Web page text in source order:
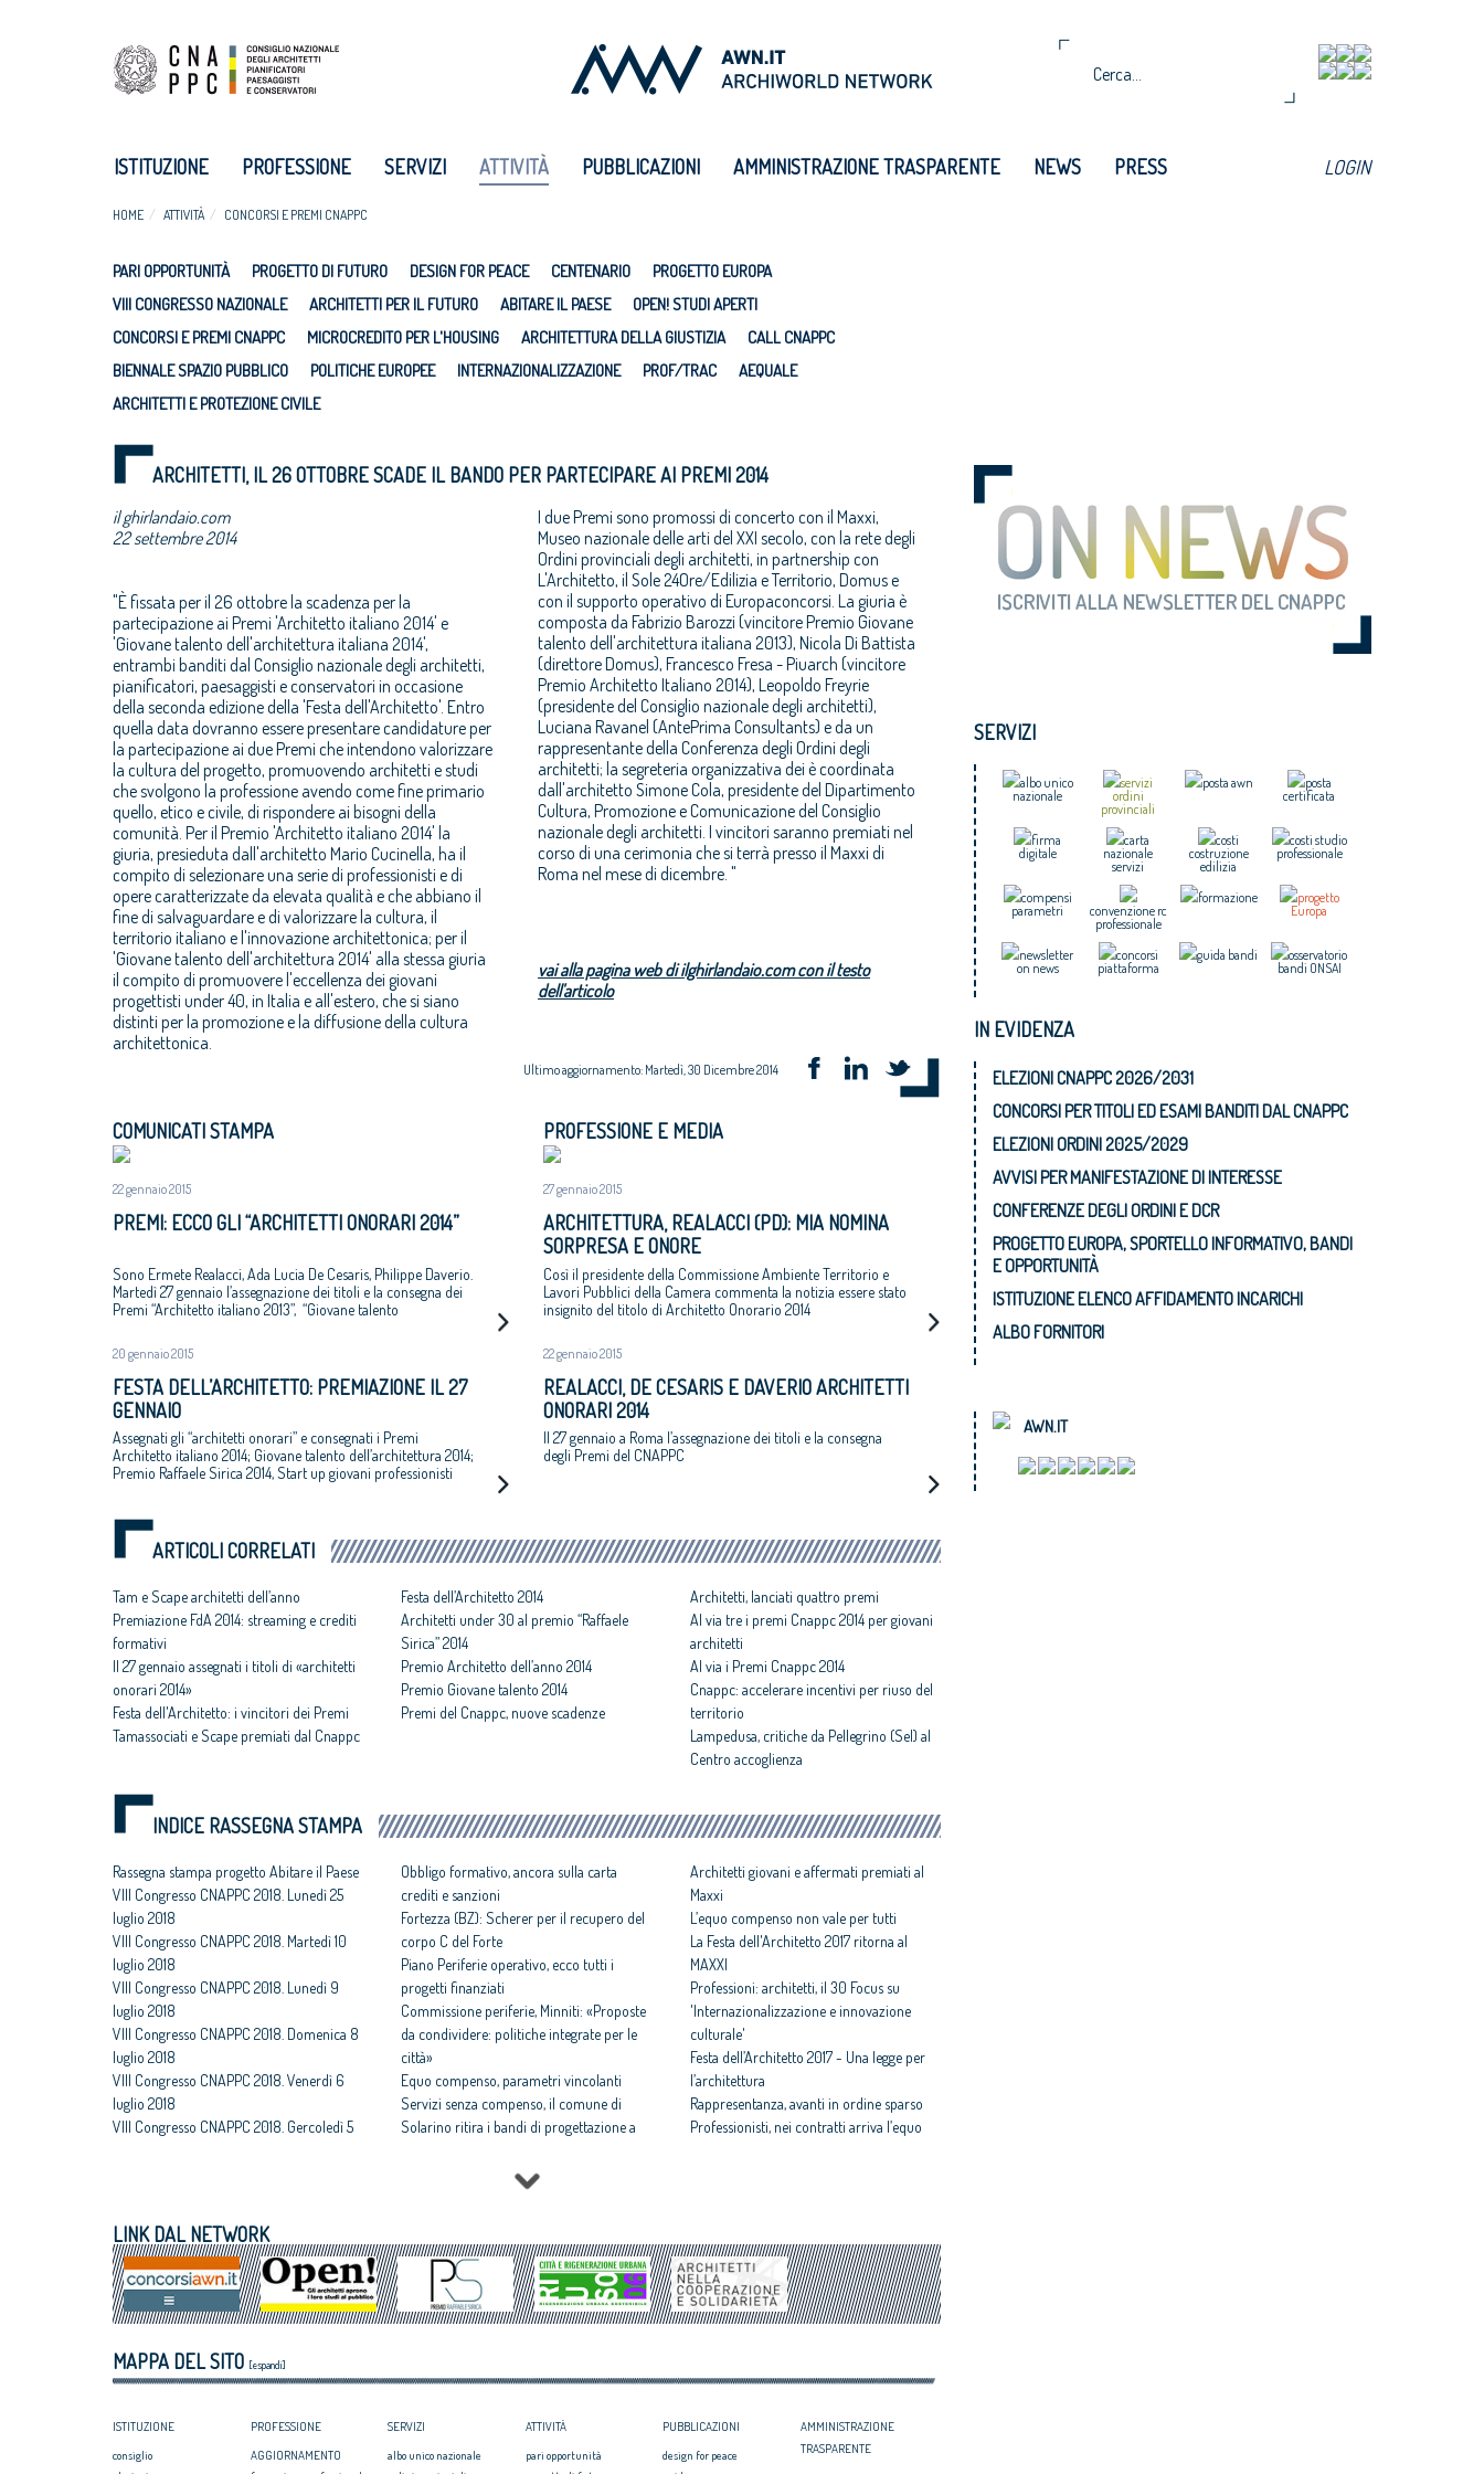
ISTITUZIONE PROFESSIONE SERVIZI ATTIVITÀ PUBBLICAZIONI AMMINISTRAZIONE TRASPARENTE NEWS PRESS LOGIN
HOME ATTIVITÀ CONCORSI E PREMI CNAPPC
PARI OPPORTUNITÀ PROGETTO DI FUTURO DESIGN FOR PEACE CENTENARIO
PROGETTO EUROPA
VIII CONGRESSO NAZIONALE
ARCHITETTI PER IL FUTURO ABITARE IL PAESE
OPEN! STUDI APERTI
CONCORSI E PREMI CNAPPC
MICROCREDITO PER L'HOUSING ARCHITETTURA DELLA GIUSTIZIA
CALL CNAPPC
BIENNALE SPAZIO PUBBLICO
POLITICHE EUROPEE INTERNAZIONALIZZAZIONE PROF/TRAC
AEQUALE
ARCHITETTI E PROTEZIONE CIVILE
ARCHITETTI, IL 26 OTTOBRE SCADE IL BANDO PER PARTECIPARE AI PREMI 2014
il ghirlandaio.com
22 settembre 2014
"È fissata per il 26 ottobre la scadenza per la
partecipazione ai Premi 'Architetto italiano 2014' e
'Giovane talento dell'architettura italiana 2014',
entrambi banditi dal Consiglio nazionale degli architetti,
pianificatori, paesaggisti e conservatori in occasione
della seconda edizione della 'Festa dell'Architetto'. Entro
quella data dovranno essere presentare candidature per
la partecipazione ai due Premi che intendono valorizzare
la cultura del progetto, promuovendo architetti e studi
che svolgono la professione avendo come fine primario
quello, etico e civile, di rispondere ai bisogni della
comunità. Per il Premio 'Architetto italiano 2014' la
giuria, presieduta dall'architetto Mario Cucinella, ha il
compito di selezionare una serie di professionisti e di
opere caratterizzate da elevata qualità e che abbiano il
fine di salvaguardare e di valorizzare la cultura, il
territorio italiano e l'innovazione architettonica; per il
'Giovane talento dell'architettura 2014' alla stessa giuria
il compito di promuovere l'eccellenza dei giovani
progettisti under 40, in Italia e all'estero, che si siano
distinti per la promozione e la diffusione della cultura
architettonica.
I due Premi sono promossi di concerto con il Maxxi,
Museo nazionale delle arti del XXI secolo, con la rete degli
Ordini provinciali degli architetti, in partnership con
L'Architetto, il Sole 24Ore/Edilizia e Territorio, Domus e
con il supporto operativo di Europaconcorsi. La giuria è
composta da Fabrizio Barozzi (vincitore Premio Giovane
talento dell'architettura italiana 2013), Nicola Di Battista
(direttore Domus), Francesco Fresa - Piuarch (vincitore
Premio Architetto Italiano 2014), Leopoldo Freyrie
(presidente del Consiglio nazionale degli architetti),
Luciana Ravanel (AntePrima Consultants) e da un
rappresentante della Conferenza degli Ordini degli
architetti; la segreteria organizzativa dei è coordinata
dall'architetto Simone Cola, presidente del Dipartimento
Cultura, Promozione e Comunicazione del Consiglio
nazionale degli architetti. I vincitori saranno premiati nel
corso di una cerimonia che si terrà presso il Maxxi di
Roma nel mese di dicembre. "
vai alla pagina web di ilghirlandaio.com con il testo
dell'articolo
Ultimo aggiornamento: Martedì, 30 Dicembre 2014
COMUNICATI STAMPA
22 gennaio 2015
PREMI: ECCO GLI “ARCHITETTI ONORARI 2014”
Sono Ermete Realacci, Ada Lucia De Cesaris, Philippe Daverio.
Martedì 27 gennaio l’assegnazione dei titoli e la consegna dei
Premi “Architetto italiano 2013”, “Giovane talento
professionisti”
20 gennaio 2015
FESTA DELL’ARCHITETTO: PREMIAZIONE IL 27
GENNAIO
Assegnati gli “architetti onorari” e consegnati i Premi
Architetto italiano 2014; Giovane talento dell’architettura 2014;
Premio Raffaele Sirica 2014, Start up giovani professionisti
PROFESSIONE E MEDIA
27 gennaio 2015
ARCHITETTURA, REALACCI (PD): MIA NOMINA
SORPRESA E ONORE
Così il presidente della Commissione Ambiente Territorio e
Lavori Pubblici della Camera commenta la notizia essere stato
insignito del titolo di Architetto Onorario 2014
22 gennaio 2015
REALACCI, DE CESARIS E DAVERIO ARCHITETTI
ONORARI 2014
Il 27 gennaio a Roma l’assegnazione dei titoli e la consegna
degli Premi del CNAPPC
ARTICOLI CORRELATI
Tam e Scape architetti dell’anno
Premiazione FdA 2014: streaming e crediti
formativi
Il 27 gennaio assegnati i titoli di «architetti
onorari 2014»
Festa dell'Architetto: i vincitori dei Premi
Tamassociati e Scape premiati dal Cnappc
Festa dell’Architetto 2014
Architetti under 30 al premio “Raffaele
Sirica” 2014
Premio Architetto dell’anno 2014
Premio Giovane talento 2014
Premi del Cnappc, nuove scadenze
Architetti, lanciati quattro premi
Al via tre i premi Cnappc 2014 per giovani
architetti
Al via i Premi Cnappc 2014
Cnappc: accelerare incentivi per riuso del
territorio
Lampedusa, critiche da Pellegrino (Sel) al
Centro accoglienza
INDICE RASSEGNA STAMPA
Rassegna stampa progetto Abitare il Paese
VIII Congresso CNAPPC 2018. Lunedì 25
luglio 2018
VIII Congresso CNAPPC 2018. Martedì 10
luglio 2018
VIII Congresso CNAPPC 2018. Lunedì 9
luglio 2018
VIII Congresso CNAPPC 2018. Domenica 8
luglio 2018
VIII Congresso CNAPPC 2018. Venerdì 6
luglio 2018
VIII Congresso CNAPPC 2018. Gercoledì 5
luglio 2018
VIII Congresso CNAPPC 2018. Domenica 1
luglio 2018
Obbligo formativo, ancora sulla carta
crediti e sanzioni
Fortezza (BZ): Scherer per il recupero del
corpo C del Forte
Piano Periferie operativo, ecco tutti i
progetti finanziati
Commissione periferie, Minniti: «Proposte
da condividere: politiche integrate per le
città»
Equo compenso, parametri vincolanti
Servizi senza compenso, il comune di
Solarino ritira i bandi di progettazione a
All'architettura rispettosa dello studio
caravatti_caravatti il Premio architetto
Assegnati premi Architetto italiano e
Giovane talento 2017
Equo compenso, il CNAPPC ricorre alla
Corte Europea dei Diritti dell’Uomo
Architetti giovani e affermati premiati al
Maxxi
L’equo compenso non vale per tutti
La Festa dell'Architetto 2017 ritorna al
MAXXI
Professioni: architetti, il 30 Focus su
'Internazionalizzazione e innovazione
culturale'
Festa dell’Architetto 2017 - Una legge per
l’architettura
Rappresentanza, avanti in ordine sparso
Professionisti, nei contratti arriva l’equo
degradate
Architetti: 'Comune e Consiglio di Stato,
svilito interesse pubblico'
LINK DAL NETWORK
MAPPA DEL SITO [espandi]
ISTITUZIONE
consiglio
PROFESSIONE
AGGIORNAMENTO
SERVIZI
albo unico nazionale
ATTIVITÀ
pari opportunità
PUBBLICAZIONI
design for peace
AMMINISTRAZIONE
TRASPARENTE
SERVIZI
albo unico
nazionale
servizi
ordini
provinciali
posta awn
posta
certificata
firma
digitale
carta
nazionale
servizi
costi
costruzione
edilizia
costi studio
professionale
compensi
parametri
convenzione rc
professionale
formazione
progetto
Europa
newsletter
on news
concorsi
piattaforma
guida bandi
osservatorio
bandi ONSAI
IN EVIDENZA
ELEZIONI CNAPPC 2026/2031
CONCORSI PER TITOLI ED ESAMI BANDITI DAL CNAPPC
ELEZIONI ORDINI 2025/2029
AVVISI PER MANIFESTAZIONE DI INTERESSE
CONFERENZE DEGLI ORDINI E DCR
PROGETTO EUROPA, SPORTELLO INFORMATIVO, BANDI
E OPPORTUNITÀ
ISTITUZIONE ELENCO AFFIDAMENTO INCARICHI
ALBO FORNITORI
AWN.IT